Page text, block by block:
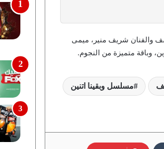
والفنان شريف منير، ميمى
وباقة متميزة من النجوم.
مسلسل وبقينا اتنين
بـ”الحولة”.. رد صادم من سما
الفقر الشديد والتفكك الأسري
زعم أنه متوفي منذ 3 أشهر.. تفاصيل